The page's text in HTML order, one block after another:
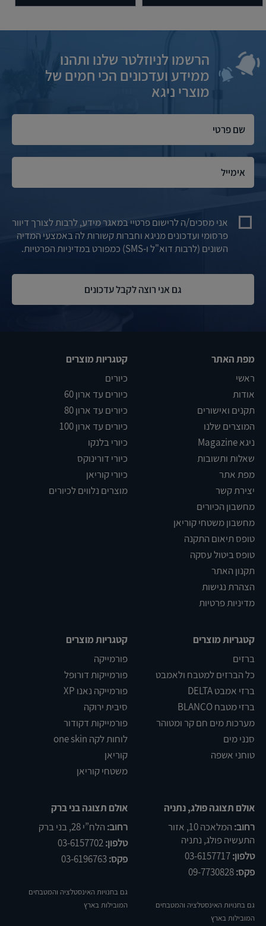
הרשמו לניוזלטר שלנו ותהנו
ממידע ועדכונים הכי חמים של
מוצרי ניגא
אני מסכים/ה לרישום פרטיי במאגר מידע, לרבות לצורך דיוור
פרסומי ועדכונים מניגא וחברות קשורות לה באמצעי המדיה
השונים (לרבות דוא"ל ו-SMS) כמפורט במדיניות הפרטיות.
מפת האתר
ראשי
אודות
תקנים ואישורים
המוצרים שלנו
ניגא Magazine
שאלות ותשובות
מפת אתר
יצירת קשר
מחשבון הכיורים
מחשבון משטחי קוריאן
טופס תיאום התקנה
טופס ביטול עסקה
תקנון האתר
הצהרת נגישות
מדיניות פרטיות
קטגריות מוצרים
כיורים
כיורים עד ארון 60
כיורים עד ארון 80
כיורים עד ארון 100
כיורי בלנקו
כיורי דורינוקס
כיורי קוריאן
מוצרים נלווים לכיורים
קטגריות מוצרים
ברזים
כל הברזים למטבח ולאמבט
ברזי אמבט DELTA
ברזי מטבח BLANCO
מערכות מים חם קר ומטוהר
סנני מים
טוחני אשפה
קטגריות מוצרים
פורמייקה
פורמייקות דורופל
פורמייקה נאנו XP
סיבית ירוקה
פורמייקות דקודור
לוחות לקה one skin
קוריאן
משטחי קוריאן
אולם תצוגה פולג, נתניה
רחוב:
המלאכה 10, אזור
התעשיה פולג, נתניה
טלפון:03-6157717
פקס:
גם בחנויות האינסטלציה והמטבחים
המובילות בארץ
אולם תצוגה בני ברק
רחוב: הלח”י 28, בני ברק
טלפון:03-6157702
פקס:
גם בחנויות האינסטלציה והמטבחים
המובילות בארץ